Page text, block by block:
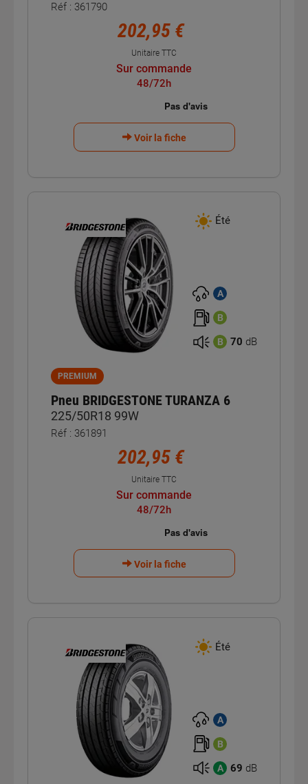
Réf : 361790
202,95 €
Unitaire TTC
Sur commande
48/72h
Voir la fiche
Été
A
B
B 70 dB
PREMIUM
Pneu BRIDGESTONE TURANZA 6
225/50R18 99W
Réf : 361891
202,95 €
Unitaire TTC
Sur commande
48/72h
Voir la fiche
Été
A
B
A 69 dB